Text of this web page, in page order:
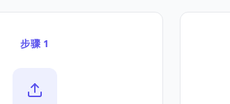
步骤 1